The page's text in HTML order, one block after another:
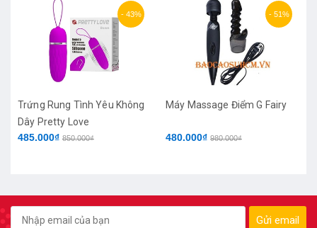
- 43%
Trứng Rung Tình Yêu Không
Dây Pretty Love
485.000₫ 850.000₫
- 51%
Máy Massage Điểm G Fairy
480.000₫ 980.000₫
Gửi email